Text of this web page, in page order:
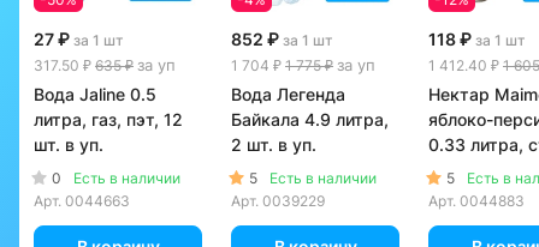
27 ₽ за 1 шт
317.50 ₽ 635 ₽ за уп
Вода Jaline 0.5
литра, газ, пэт, 12
шт. в уп.
0
Есть в наличии
Арт. 0044663
852 ₽ за 1 шт
1 704 ₽ 1 775 ₽ за уп
Вода Легенда
Байкала 4.9 литра,
2 шт. в уп.
5
Есть в наличии
Арт. 0039229
118 ₽ за 1 шт
1 412.40 ₽ 1
Нектар
яблоко-
0.33 литра,
12 шт. в уп.
5
Есть в
Арт. 0044883